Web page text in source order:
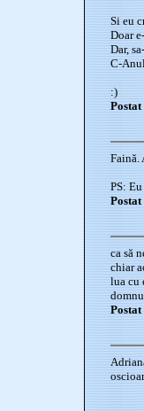
Si eu
Doar
Dar,
C-
:)
Postat
Faină.
PS:
Postat
ca să
chiar
lua cu
Postat